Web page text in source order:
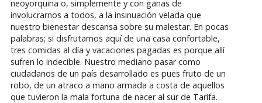
neoyorquina o, simplemente y con ganas de
involucrarnos a todos, a la insinuación velada que
nuestro bienestar descansa sobre su malestar. En pocas
palabras; si disfrutamos aquí de una casa confortable,
tres comidas al día y vacaciones pagadas es porque allí
sufren lo indecible. Nuestro mediano pasar como
ciudadanos de un país desarrollado es pues fruto de un
robo, de un atraco a mano armada a costa de aquellos
que tuvieron la mala fortuna de nacer al sur de Tarifa.